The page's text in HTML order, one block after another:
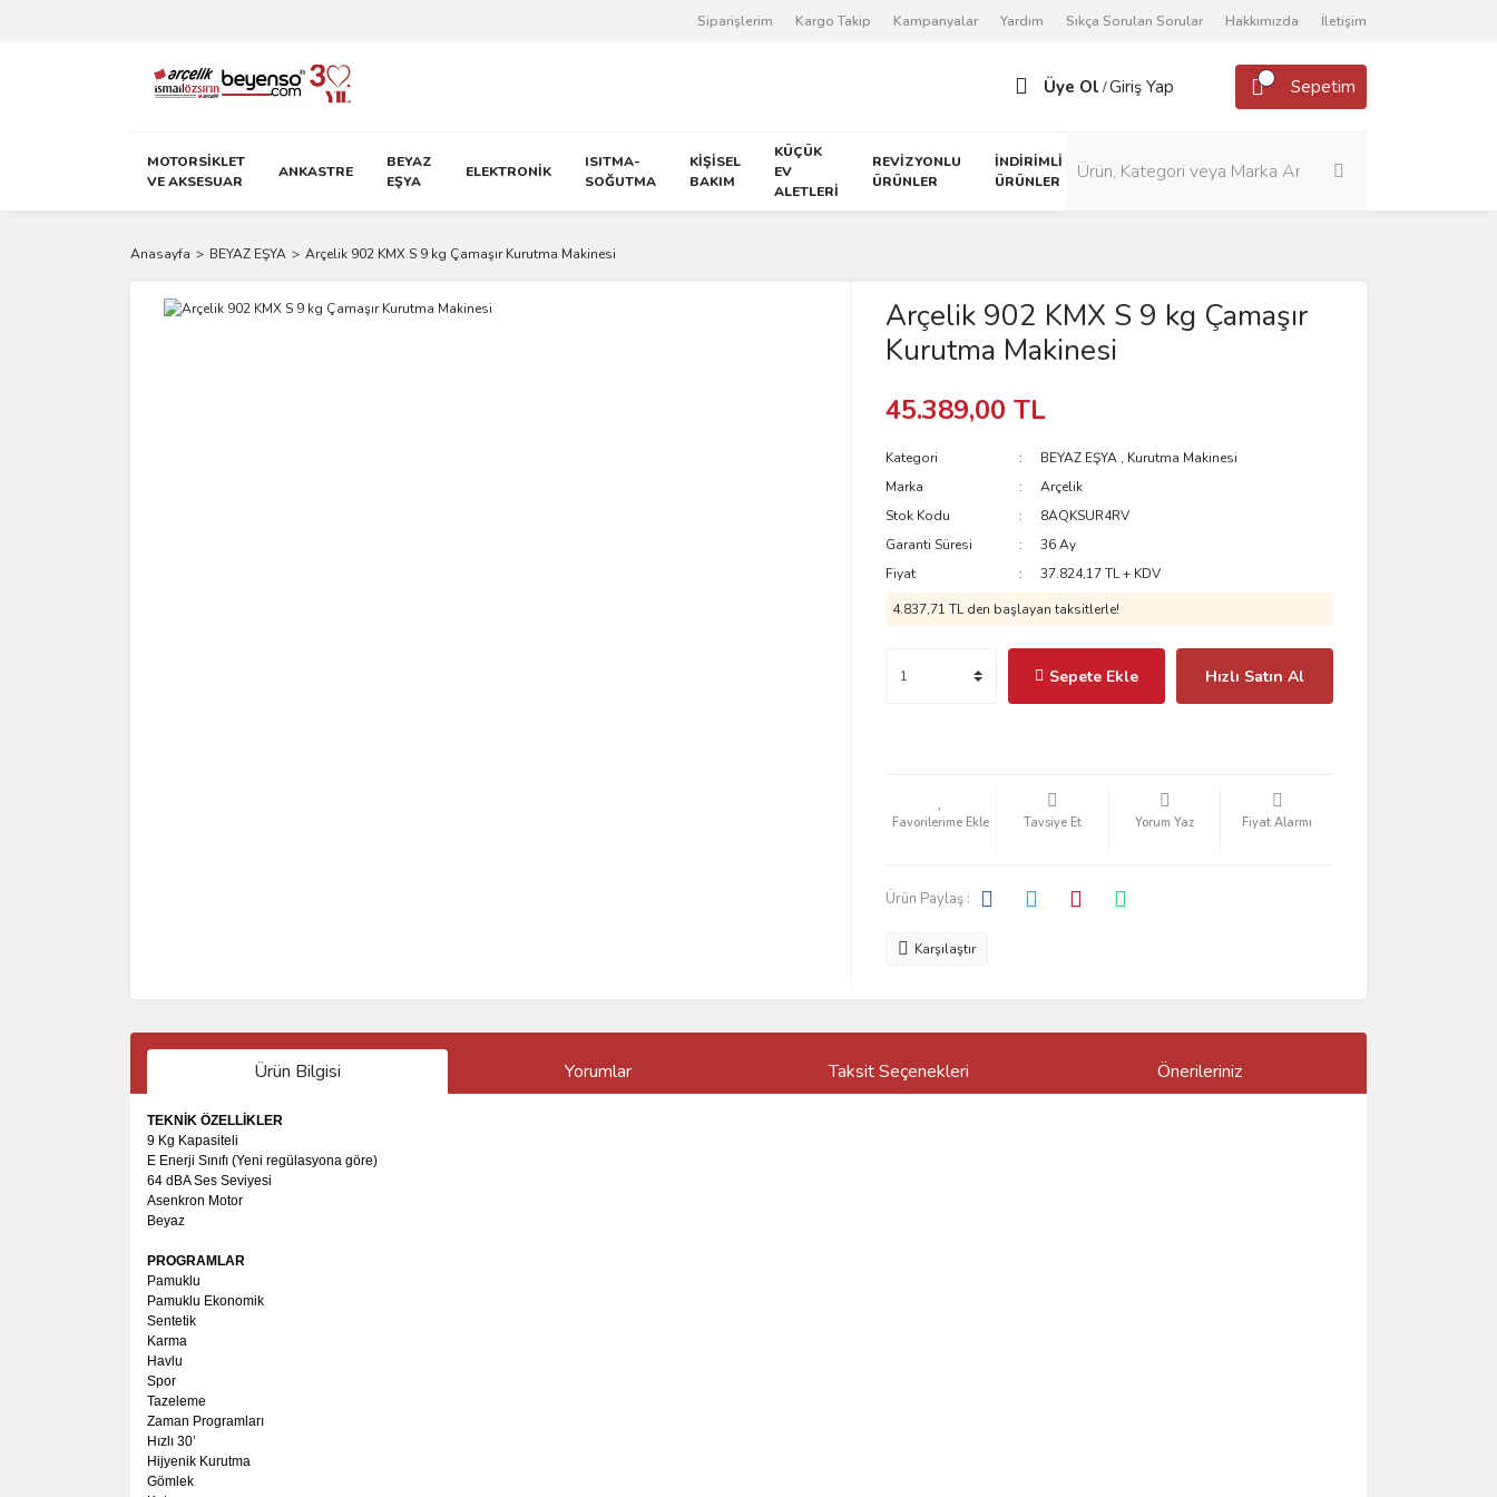
Siparişlerim Kargo Takip Kampanyalar Yardım Sıkça Sorulan Sorular Hakkımızda İletişim
Üye Ol /Giriş Yap Sepetim
MOTORSİKLET
VE AKSESUAR
ANKASTRE
BEYAZ
EŞYA
ELEKTRONİK
ISITMA-
SOĞUTMA
KİŞİSEL
BAKIM
KÜÇÜK
EV
ALETLERİ
REVİZYONLU
ÜRÜNLER
İNDİRİMLİ
ÜRÜNLER
Anasayfa BEYAZ EŞYA Arçelik 902 KMX S 9 kg Çamaşır Kurutma Makinesi
Arçelik 902 KMX S 9 kg Çamaşır
Kurutma Makinesi
45.389,00 TL
Kategori BEYAZ EŞYA , Kurutma Makinesi
Marka
Arçelik
Stok Kodu
8AQKSUR4RV
Garanti Süresi
36 Ay
Fiyat
37.824,17 TL + KDV
4.837,71 TLden başlayan taksitlerle!
Sepete Ekle Hızlı Satın Al
Tavsiye Et Yorum Yaz Fiyat Alarmı
Ürün Paylaş :
Karşılaştır
Ürün Bilgisi Yorumlar Taksit Seçenekleri Önerileriniz
TEKNİK ÖZELLİKLER
9 Kg Kapasiteli
E Enerji Sınıfı (Yeni regülasyona göre)
64 dBA Ses Seviyesi
Asenkron Motor
Beyaz
PROGRAMLAR
Pamuklu
Pamuklu Ekonomik
Sentetik
Karma
Havlu
Spor
Tazeleme
Zaman Programları
Hızlı 30’
Hijyenik Kurutma
Gömlek